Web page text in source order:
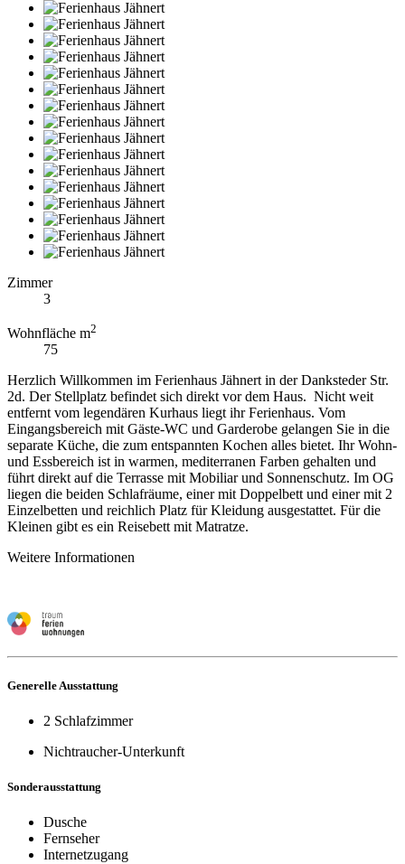
Zimmer
3
Wohnfläche m2
75
Herzlich Willkommen im Ferienhaus Jähnert in der Danksteder Str.
2d. Der Stellplatz befindet sich direkt vor dem Haus. Nicht weit
entfernt vom legendären Kurhaus liegt ihr Ferienhaus. Vom
Eingangsbereich mit Gäste-WC und Garderobe gelangen Sie in die
separate Küche, die zum entspannten Kochen alles bietet. Ihr Wohn-
und Essbereich ist in warmen, mediterranen Farben gehalten und
führt direkt auf die Terrasse mit Mobiliar und Sonnenschutz. Im OG
liegen die beiden Schlafräume, einer mit Doppelbett und einer mit 2
Einzelbetten und reichlich Platz für Kleidung ausgestattet. Für die
Kleinen gibt es ein Reisebett mit Matratze.
Weitere Informationen
Generelle Ausstattung
2 Schlafzimmer
Nichtraucher-Unterkunft
Sonderausstattung
Dusche
Fernseher
Internetzugang